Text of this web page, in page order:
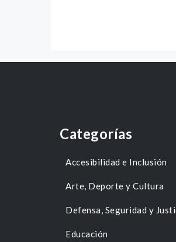
Categorías
Accesibilidad e Inclusión
Arte, Deporte y Cultura
Defensa, Seguridad y
Educación